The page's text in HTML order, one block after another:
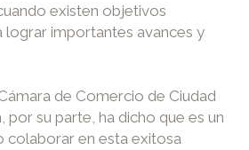
existen objetivos
lograr importantes avances y
de Comercio de Ciudad
por su parte, ha dicho que es un
colaborar en esta exitosa